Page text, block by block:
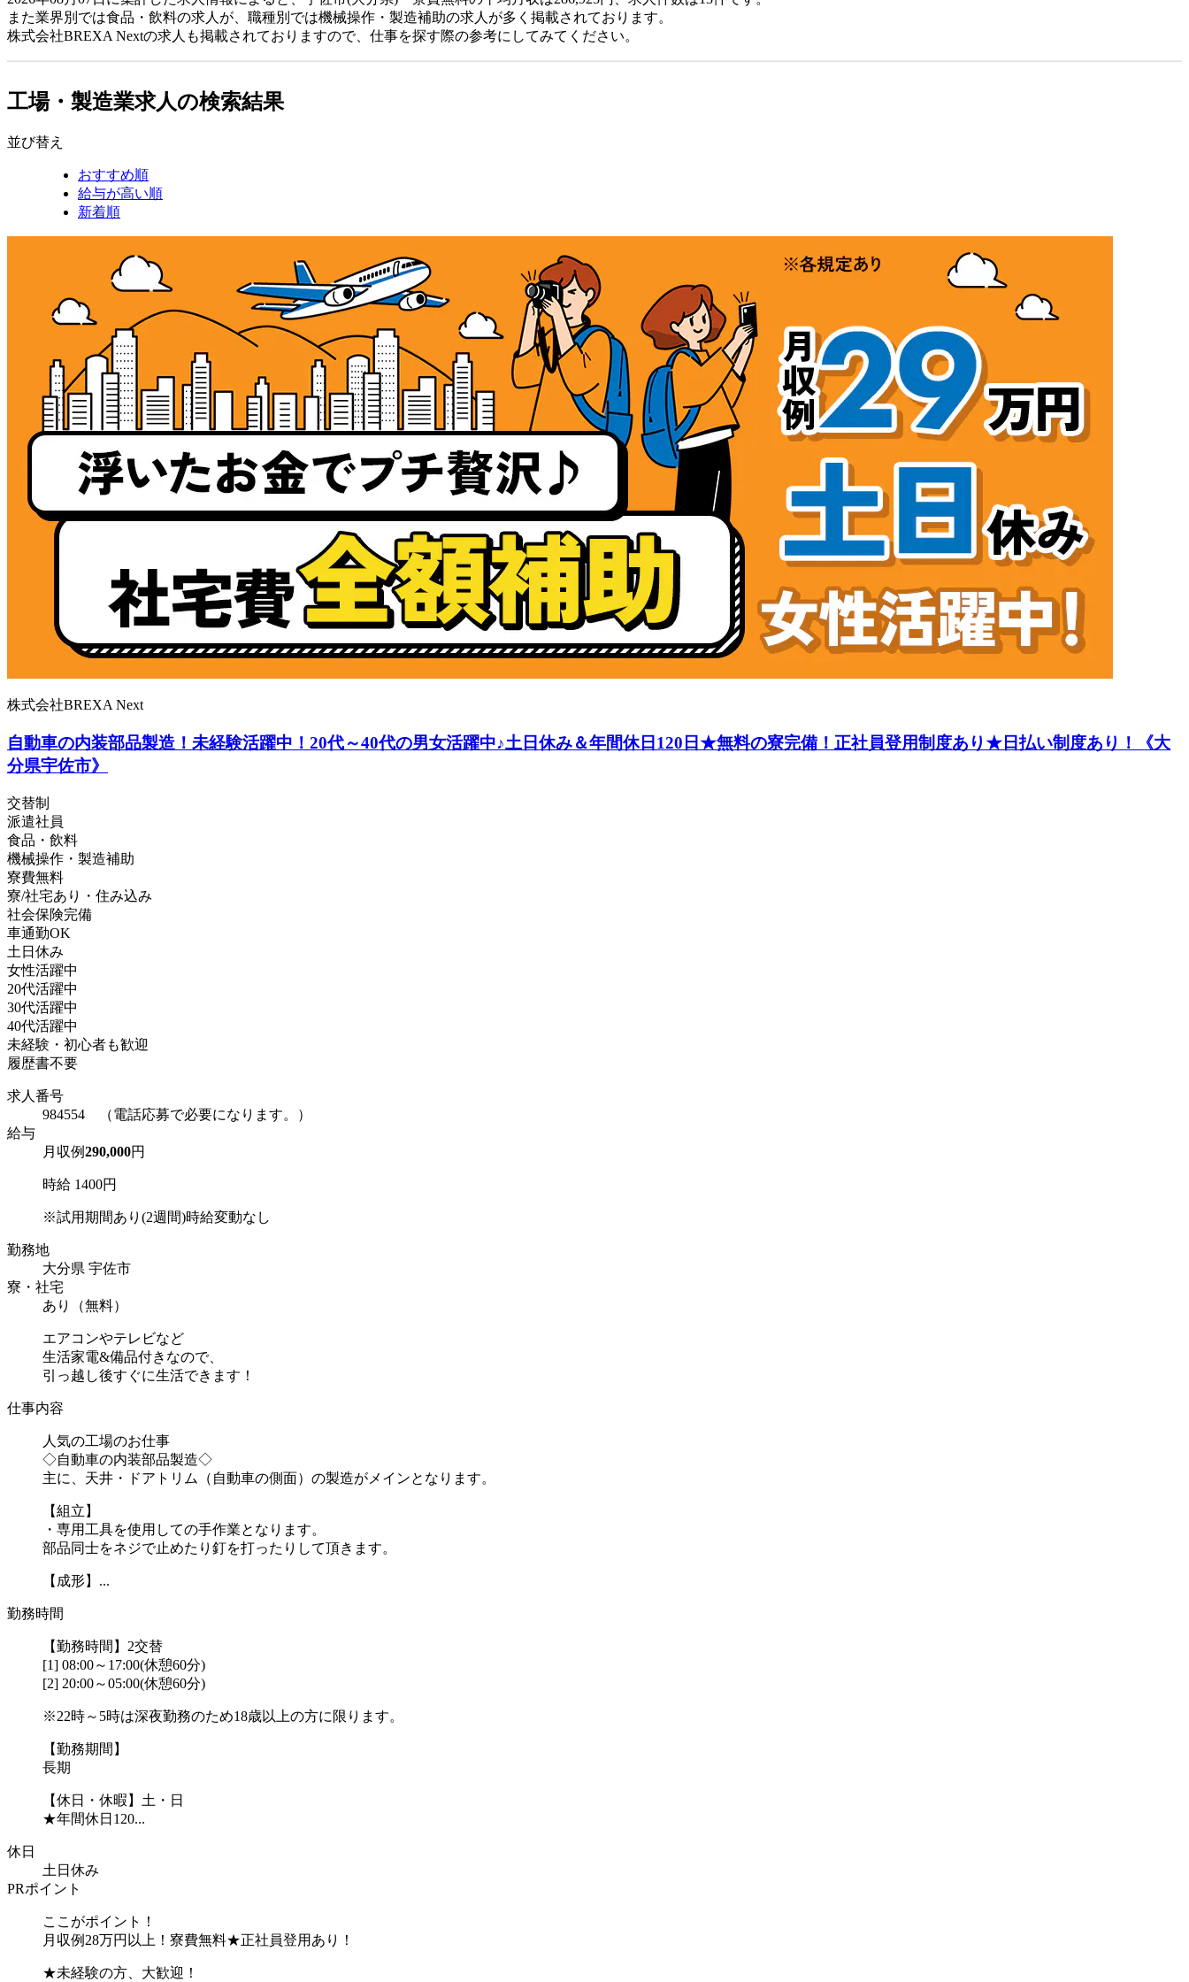
また業界別では食品・飲料の求人が、職種別では機械操作・製造補助の求人が多く掲載されております。
株式会社BREXA Nextの求人も掲載されておりますので、仕事を探す際の参考にしてみてください。
工場・製造業求人の検索結果
並び替え
おすすめ順
給与が高い順
新着順
株式会社BREXA Next
自動車の内装部品製造！未経験活躍中！20代～40代の男女活躍中♪土日休み＆年間休日120日★無料の寮完備！正社員登用制度あり★日払い制度あり！《大
分県宇佐市》
交替制
派遣社員
食品・飲料
機械操作・製造補助
寮費無料
寮/社宅あり・住み込み
社会保険完備
車通勤OK
土日休み
女性活躍中
20代活躍中
30代活躍中
40代活躍中
未経験・初心者も歓迎
履歴書不要
求人番号
984554 （電話応募で必要になります。）
給与
月収例290,000円
時給 1400円
※試用期間あり(2週間)時給変動なし
勤務地
大分県 宇佐市
寮・社宅
あり（無料）
エアコンやテレビなど
生活家電&備品付きなので、
引っ越し後すぐに生活できます！
仕事内容
人気の工場のお仕事
◇自動車の内装部品製造◇
主に、天井・ドアトリム（自動車の側面）の製造がメインとなります。
【組立】
・専用工具を使用しての手作業となります。
部品同士をネジで止めたり釘を打ったりして頂きます。
【成形】...
勤務時間
【勤務時間】2交替
[1] 08:00～17:00(休憩60分)
[2] 20:00～05:00(休憩60分)
※22時～5時は深夜勤務のため18歳以上の方に限ります。
【勤務期間】
長期
【休日・休暇】土・日
★年間休日120...
休日
土日休み
PRポイント
ここがポイント！
月収例28万円以上！寮費無料★正社員登用あり！
★未経験の方、大歓迎！